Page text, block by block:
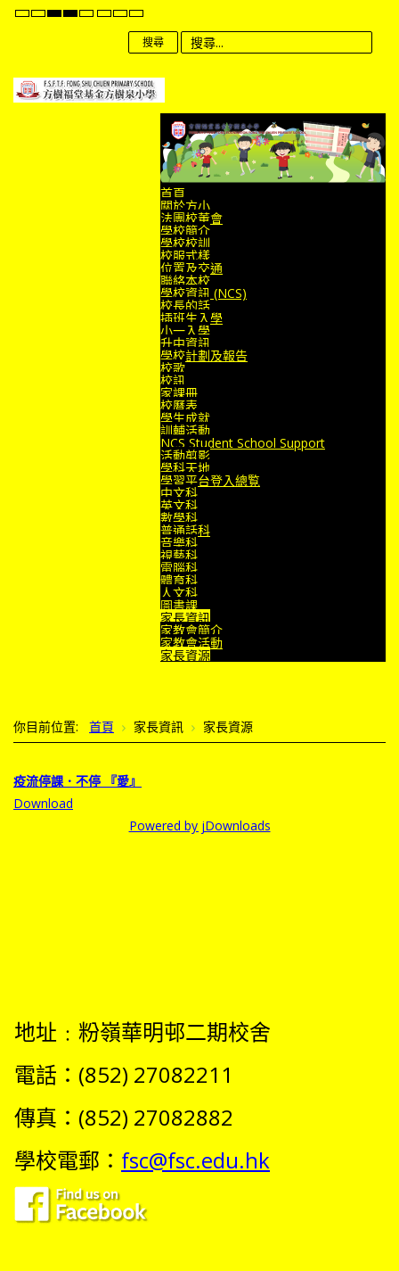
Default
NightHighHighHigh
Contrast
Set
Smaller
Set
Default
Set
Larger
Font
搜尋
首頁
關於方小
法團校董會
學校簡介
學校校訓
校服式樣
位置及交通
聯絡本校
學校資訊 (NCS)
校長的話
插班生入學
小一入學
升中資訊
學校計劃及報告
校歌
校訊
家課冊
校曆表
學生成就
訓輔活動
NCS Student School Support
活動剪影
學科天地
學習平台登入總覧
中文科
英文科
數學科
普通話科
音樂科
視藝科
電腦科
體育科
人文科
圖書課
家長資訊
家教會簡介
家教會活動
家長資源
你目前位置: 首頁 家長資訊 家長資源
疫流停課．不停 『愛』
Download
Powered by jDownloads
地址﹕粉嶺華明邨二期校舍
電話：(852) 27082211
傳真：(852) 27082882
學校電郵： fsc@fsc.edu.hk